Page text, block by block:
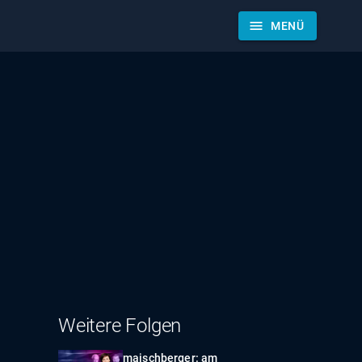
menu MENÜ
Weitere Folgen
maischberger: am